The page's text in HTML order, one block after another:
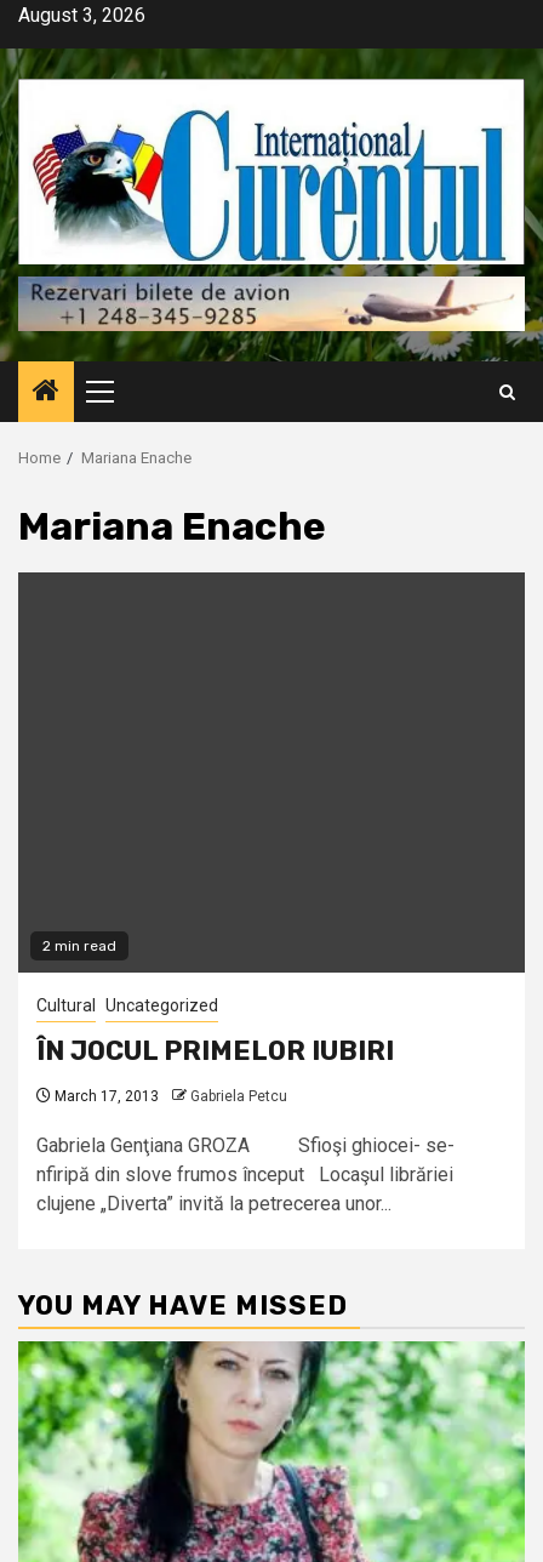
Skip
content
August 3, 2026
Primary
Menu
Home Mariana Enache
Mariana Enache
2 min read
Cultural Uncategorized
ÎN JOCUL PRIMELOR IUBIRI
March 17, 2013 Gabriela Petcu
Gabriela Genţiana GROZA Sfioşi ghiocei- se-
nfiripă din slove frumos început Locaşul librăriei
clujene „Diverta” invită la petrecerea unor...
YOU MAY HAVE MISSED